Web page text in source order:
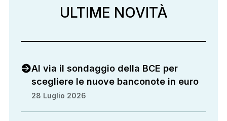
ULTIME NOVITÀ
ULTIME NOVITÀ
Al via il sondaggio della BCE per
scegliere le nuove banconote in euro
28 Luglio 2026